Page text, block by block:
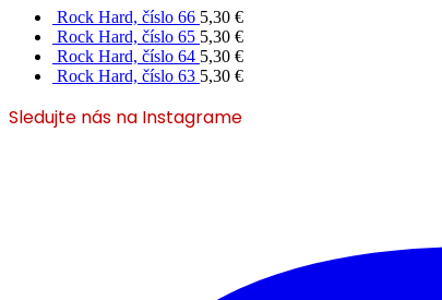
Rock Hard, číslo 66 5,30 €
Rock Hard, číslo 65 5,30 €
Rock Hard, číslo 64 5,30 €
Rock Hard, číslo 63 5,30 €
Sledujte nás na Instagrame